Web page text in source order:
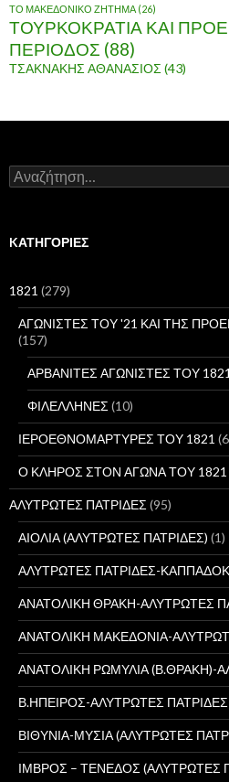
ΤΟ ΜΑΚΕΔΟΝΙΚΟ ΖΗΤΗΜΑ (26)
ΤΟΥΡΚΟΚΡΑΤΙΑ ΚΑΙ
ΠΕΡΙΟΔΟΣ (88)
ΤΣΑΚΝΑΚΗΣ ΑΘΑΝΑΣΙΟΣ (43)
Α
ν
ή
σ
KΑΤΗΓΟΡΊΕΣ
1821 (279)
ΑΓΩΝΙΣΤΕΣ ΤΟΥ '21 ΚΑΙ ΤΗΣ
(157)
ΑΡΒΑΝΙΤΕΣ ΑΓΩΝΙΣΤΕΣ ΤΟΥ 1821
ΦΙΛΕΛΛΗΝΕΣ (10)
ΙΕΡΟΕΘΝΟΜΑΡΤΥΡΕΣ ΤΟΥ 1821
Ο ΚΛΗΡΟΣ ΣΤΟΝ ΑΓΩΝΑ ΤΟΥ 1821
ΑΛΥΤΡΩΤΕΣ ΠΑΤΡΙΔΕΣ (95)
ΑΙΟΛΙΑ (ΑΛΥΤΡΩΤΕΣ ΠΑΤΡΙΔΕΣ) (1)
ΑΛΥΤΡΩΤΕΣ ΠΑΤΡΙΔΕΣ-
ΑΝΑΤΟΛΙΚΗ ΘΡΑΚΗ-ΑΛΥΤΡΩΤΕΣ
ΑΝΑΤΟΛΙΚΗ ΜΑΚΕΔΟΝΙΑ-
ΑΝΑΤΟΛΙΚΗ ΡΩΜΥΛΙΑ (Β.ΘΡΑΚΗ)-
Β.ΗΠΕΙΡΟΣ-ΑΛΥΤΡΩΤΕΣ ΠΑΤΡΙΔΕΣ
ΒΙΘΥΝΙΑ-ΜΥΣΙΑ (ΑΛΥΤΡΩΤΕΣ
ΙΜΒΡΟΣ – ΤΕΝΕΔΟΣ (ΑΛΥΤΡΩΤΕΣ